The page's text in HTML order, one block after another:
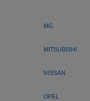
MG
MITSUBISHI
NISSAN
OPEL